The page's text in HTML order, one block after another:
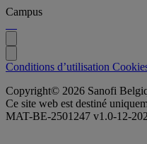
Campus
Conditions d’utilisation
Copyright© 2026 Sanofi
Ce site web est destiné
MAT-BE-2501247 v1.0-12-